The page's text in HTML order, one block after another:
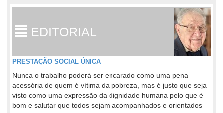
EDITORIAL
PRESTAÇÃO SOCIAL ÚNICA
Nunca o trabalho poderá ser encarado como uma pena
acessória de quem é vítima da pobreza, mas é justo que seja
visto como uma expressão da dignidade humana pelo que é
bom e salutar que todos sejam acompanhados e orientados